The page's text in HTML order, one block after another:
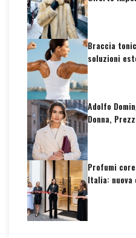
Braccia
soluzioni
Adolfo
Donna,
Profumi
Italia: